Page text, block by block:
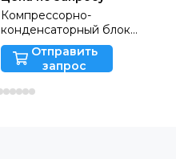
Компрессорно-
конденсаторный блок
MMAEY 19/1
Отправить
запрос